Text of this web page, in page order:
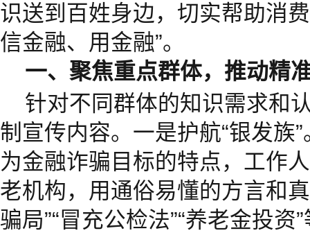
识送到百姓身边，切实帮助消
信金融、用金融”。
一、聚焦重点群体，推动精
针对不同群体的知识需求和
制宣传内容。一是护航“银发族
为金融诈骗目标的特点，工作
老机构，用通俗易懂的方言和
骗局”“冒充公检法”“养老金投